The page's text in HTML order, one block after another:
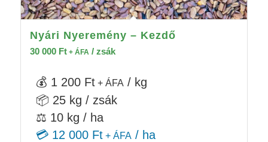
Nyári Nyeremény – Kezdő
30 000 Ft+ ÁFA / zsák
💰 1 200 Ft+ ÁFA / kg
📦 25 kg / zsák
⚖️ 10 kg / ha
💳 12 000 Ft+ ÁFA/ ha